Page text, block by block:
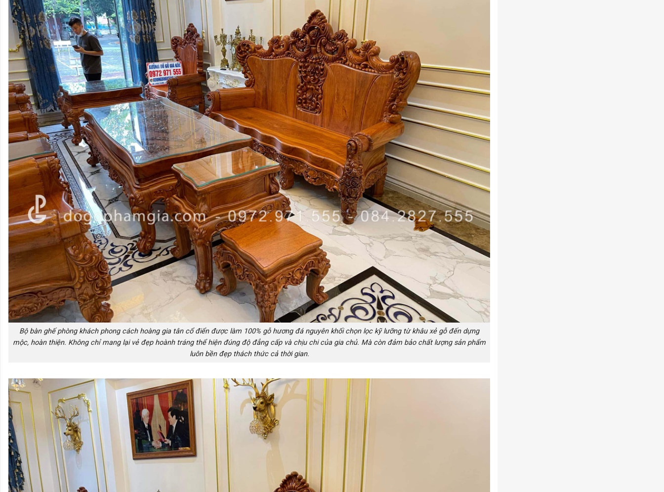
Bộ bàn ghế phòng khách phong cách hoàng gia tân cổ điển được làm 100% gỗ hương đá nguyên khối chọn lọc kỹ lưỡng từ khâu xẻ gỗ đến dựng
mộc, hoàn thiện. Không chỉ mang lại vẻ đẹp hoành tráng thể hiện đúng độ đẳng cấp và chịu chi của gia chủ. Mà còn đảm bảo chất lượng sản phẩm
luôn bền đẹp thách thức cả thời gian.